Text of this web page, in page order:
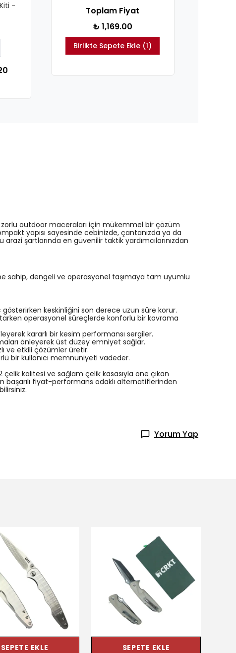
-
Toplam Fiyat
₺ 1,169.00
Birlikte Sepete Ekle (1)
outdoor maceraları için mükemmel bir çözüm
yapısı sayesinde cebinizde, çantanızda ya da
şartlarında en güvenilir taktik yardımcılarınızdan
sahip, dengeli ve operasyonel taşımaya tam uyumlu
keskinliğini son derece uzun süre korur.
operasyonel süreçlerde konforlu bir kavrama
kararlı bir kesim performansı sergiler.
önleyerek üst düzey emniyet sağlar.
ve etkili çözümler üretir.
bir kullanıcı memnuniyeti vadeder.
kalitesi ve sağlam çelik kasasıyla öne çıkan
en başarılı fiyat-performans odaklı alternatiflerinden
Yorum Yap
SEPETE EKLE SEPETE EKLE